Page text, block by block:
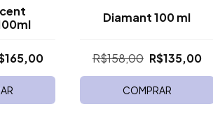
Diamant 100 ml
R$158,00 R$135,00
COMPRAR